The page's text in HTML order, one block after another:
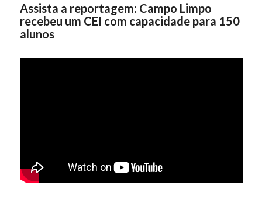
Assista a reportagem: Campo Limpo
recebeu um CEI com capacidade para 150
alunos